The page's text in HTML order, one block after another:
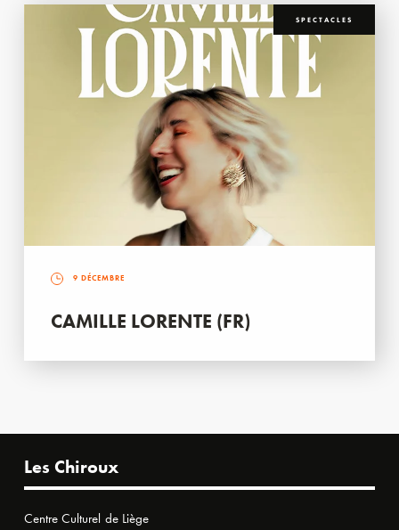
SPECTACLES
9 DÉCEMBRE
CAMILLE LORENTE (FR)
Les Chiroux
Centre Culturel de Liège